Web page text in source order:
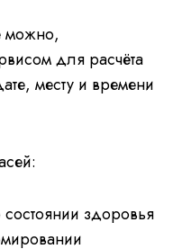
можно,
для расчёта
месту и времени
здоровья